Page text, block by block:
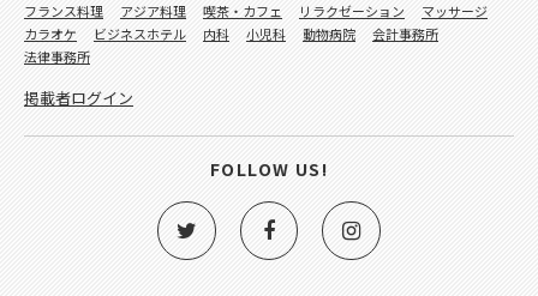
フランス料理
アジア料理 喫茶・カフェ リラクゼーション
マッサージ
カラオケ
ビジネスホテル 内科 小児科 動物病院
会計事務所
法律事務所
掲載者ログイン
FOLLOW US!